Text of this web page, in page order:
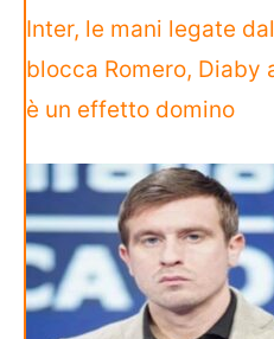
Inter, le mani legate
blocca Romero,
è un effetto domino